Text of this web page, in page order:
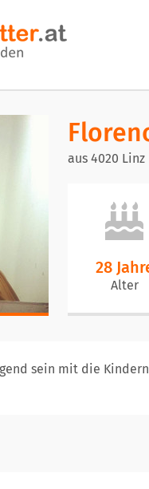
aus 4020 Linz
28
Alter
sein mit die